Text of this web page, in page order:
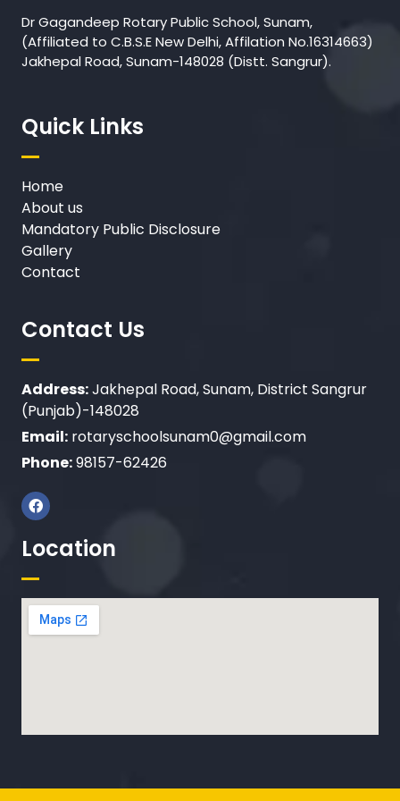
Dr Gagandeep Rotary Public School, Sunam,
(Affiliated to C.B.S.E New Delhi, Affilation No.16314663)
Jakhepal Road, Sunam-148028 (Distt. Sangrur).
Quick Links
Home
About us
Mandatory Public Disclosure
Gallery
Contact
Contact Us
Address:Jakhepal Road, Sunam, District Sangrur
(Punjab)-148028
Email: rotaryschoolsunam0@gmail.com
Phone:98157-62426
Location